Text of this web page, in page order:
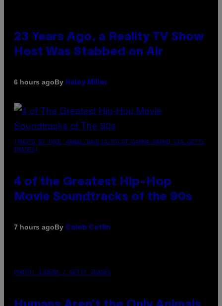
23 Years Ago, a Reality TV Show
Host Was Stabbed on Air
6 hours agoBy Haley Miller
(PHOTO BY POOL ARNAL/GARCIA/PICOT/GAMMA-RAPHO VIA GETTY
IMAGES)
4 of the Greatest Hip-Hop
Movie Soundtracks of the 90s
7 hours agoBy Caleb Catlin
PHOTO: IJDEMA / GETTY IMAGES